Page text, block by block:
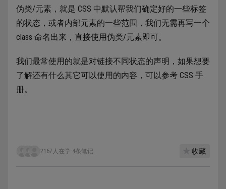
伪类/元素，就是 CSS 中默认帮我们确定好的一些标签
的状态，或者内部元素的一些范围，我们无需再写一个
class 命名出来，直接使用伪类/元素即可。
我们最常使用的就是对链接不同状态的声明，如果想要
了解还有什么其它可以使用的内容，可以参考 CSS 手
册。
2167人在学·4条笔记 收藏